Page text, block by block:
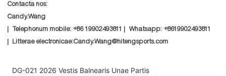
Contacta nos:
Candy.Wang
| Telephonum mobile: +86 19902493811 | Whatsapp: +8619902493811
| Litterae electronicae:Candy.Wang@hitengsports.com
DG-021 2026 Vestis Balnearis Unae Partis